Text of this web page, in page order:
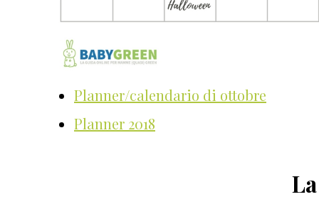
Planner/calendario di ottobre
Planner 2018